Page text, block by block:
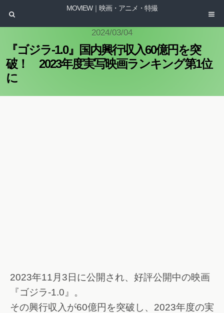
MOVIEW｜映画・アニメ・特撮
2024/03/04
『ゴジラ-1.0』国内興行収入60億円を突
破！ 2023年度実写映画ランキング第1位
に
2023年11月3日に公開され、好評公開中の映画
『ゴジラ-1.0』。
その興行収入が60億円を突破し、2023年度の実